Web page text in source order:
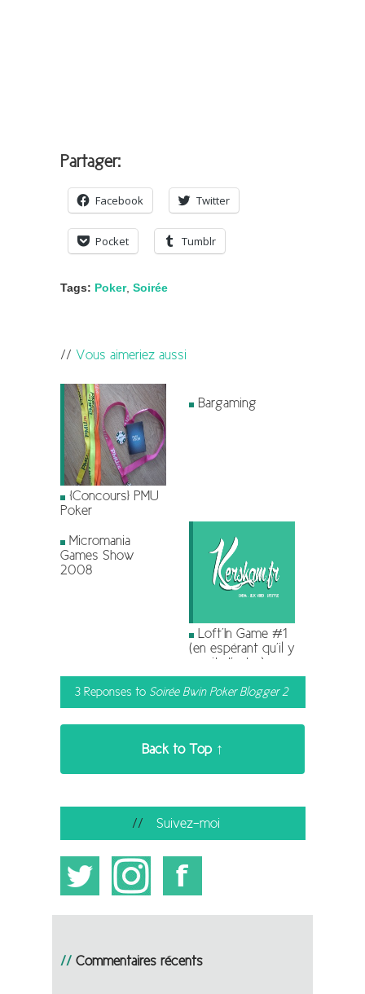
Partager:
Facebook Twitter
Pocket Tumblr
Tags: Poker, Soirée
Vous aimeriez aussi
[Concours] PMU
Poker
Bargaming
Micromania
Games Show
2008
Loft’In Game #1
(en espérant qu’il y
en ait d’autre)
3 Reponses to Soirée Bwin Poker Blogger 2
Back to Top ↑
Suivez-moi
Commentaires récents